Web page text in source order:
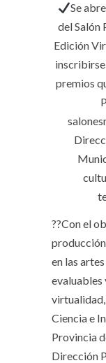
Se
del Salón
Edición
premios
??️Con el
en las
evaluables
Ciencia e
Provincia
Dirección